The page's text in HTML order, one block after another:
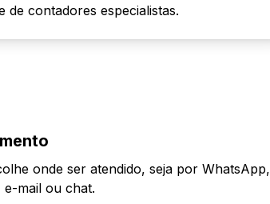
de contadores especialistas.
onde ser atendido, seja por WhatsApp,
e-mail ou chat.